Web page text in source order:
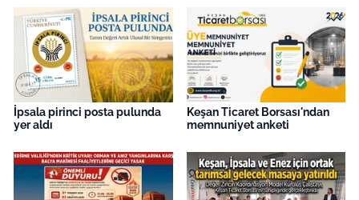
İpsala pirinci posta pulunda
yer aldı
Keşan Ticaret Borsası'ndan
memnuniyet anketi